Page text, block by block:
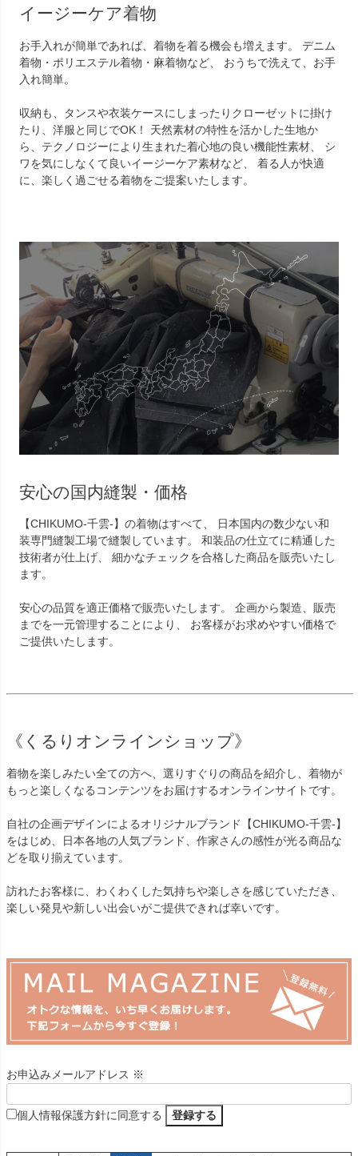
イージーケア着物
お手入れが簡単であれば、着物を着る機会も増えます。 デニム
着物・ポリエステル着物・麻着物など、 おうちで洗えて、お手
入れ簡単。
収納も、タンスや衣装ケースにしまったりクローゼットに掛け
たり、洋服と同じでOK！ 天然素材の特性を活かした生地か
ら、テクノロジーにより生まれた着心地の良い機能性素材、 シ
ワを気にしなくて良いイージーケア素材など、 着る人が快適
に、楽しく過ごせる着物をご提案いたします。
安心の国内縫製・価格
【CHIKUMO-千雲-】の着物はすべて、 日本国内の数少ない和
装専門縫製工場で縫製しています。 和装品の仕立てに精通した
技術者が仕上げ、 細かなチェックを合格した商品を販売いたし
ます。
安心の品質を適正価格で販売いたします。 企画から製造、販売
までを一元管理することにより、 お客様がお求めやすい価格で
ご提供いたします。
《くるりオンラインショップ》
着物を楽しみたい全ての方へ、選りすぐりの商品を紹介し、着物が
もっと楽しくなるコンテンツをお届けするオンラインサイトです。
自社の企画デザインによるオリジナルブランド【CHIKUMO-千雲-】
をはじめ、日本各地の人気ブランド、作家さんの感性が光る商品な
どを取り揃えています。
訪れたお客様に、わくわくした気持ちや楽しさを感じていただき、
楽しい発見や新しい出会いがご提供できれば幸いです。
お申込みメールアドレス ※
個人情報保護方針に同意する